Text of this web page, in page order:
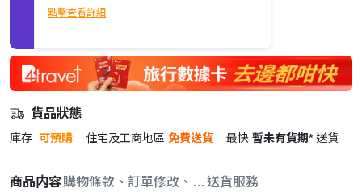
點擊查看詳細
貨品狀態
庫存 可預購 住宅及工商地區 免費送貨 最快 暫未有貨期* 送貨
商品内容購物條款、訂單修改、取消與退款政策
送貨服務